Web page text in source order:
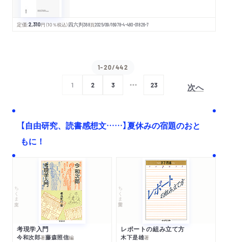
定価:2,310円 （10％税込）四六判368頁2025/09/16978-4-480-01826-7
1-20/442
1 2 3 23 次へ
【自由研究、読書感想文……】夏休みの宿題のおと
もに！
ちくま文庫
考現学入門
今和次郎著藤森照信編
ちくま学芸文庫
レポートの組み立て方
木下是雄著